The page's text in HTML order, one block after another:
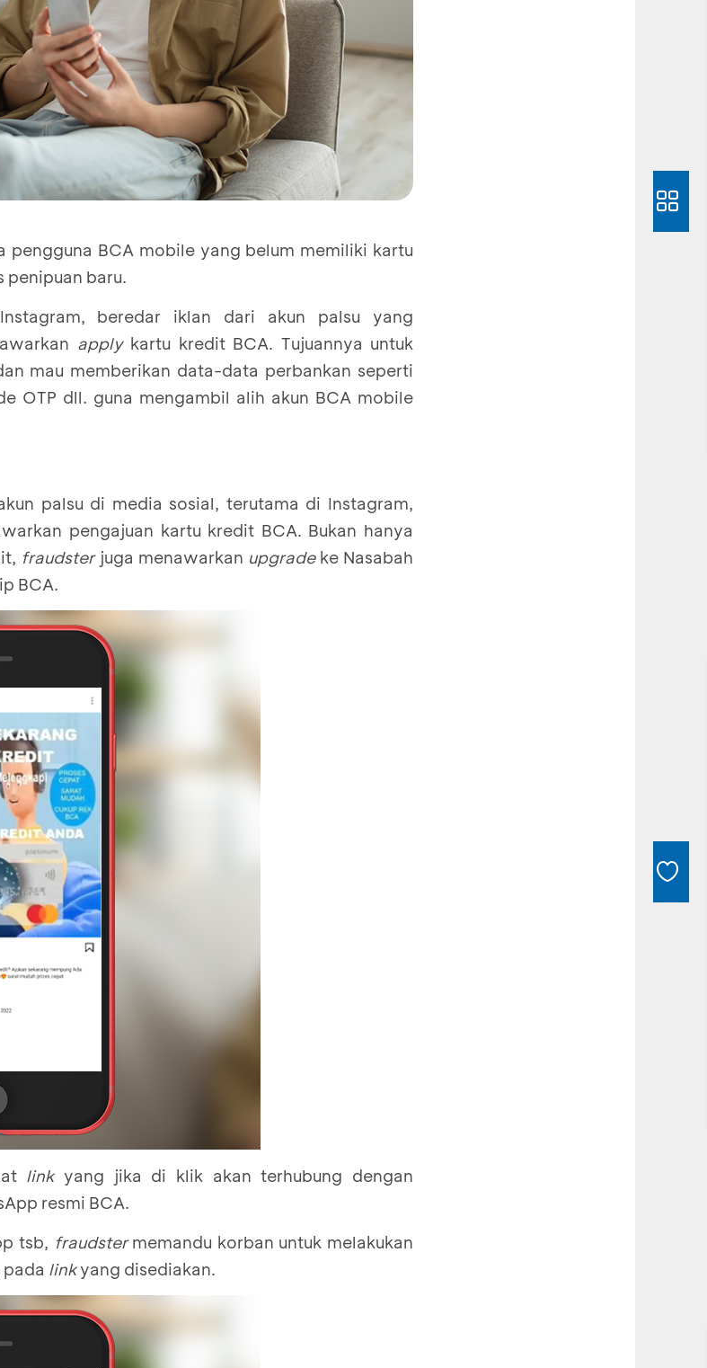
pengguna BCA mobile yang belum memiliki kartu
penipuan baru.
beredar iklan dari akun palsu yang
applykartu kredit BCA. Tujuannya untuk
mau memberikan data-data perbankan seperti
OTP dll. guna mengambil alih akun BCA mobile
palsu di media sosial, terutama di Instagram,
pengajuan kartu kredit BCA. Bukan hanya
fraudsterjuga menawarkan upgradeke Nasabah
BCA.
linkyang jika di klik akan terhubung dengan
resmi BCA.
tsb, fraudstermemandu korban untuk melakukan
linkyang disediakan.